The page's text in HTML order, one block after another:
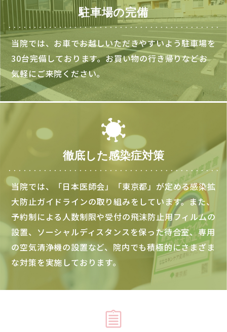
駐車場の完備
当院では、お車でお越しいただきやすいよう駐車場を
30台完備しております。お買い物の行き帰りなどお
気軽にご来院ください。
徹底した感染症対策
当院では、「日本医師会」「東京都」が定める感染拡
大防止ガイドラインの取り組みをしています。また、
予約制による人数制限や受付の飛沫防止用フィルムの
設置、ソーシャルディスタンスを保った待合室、専用
の空気清浄機の設置など、院内でも積極的にさまざま
な対策を実施しております。